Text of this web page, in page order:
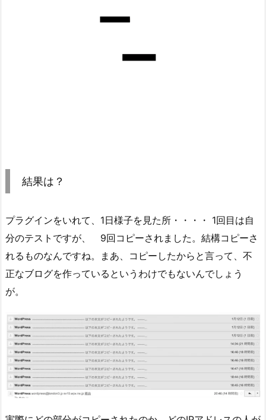
結果は？
プラグインをいれて、1日様子を見た所・・・・ 1回目は自
分のテストですが、 9回コピーされました。結構コピーさ
れるものなんですね。まあ、コピーしたからと言って、不
正なブログを作っているというわけでもないんでしょう
が。